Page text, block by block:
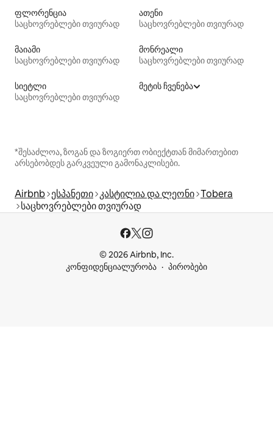
ფლორენცია
საცხოვრებლები თვიურად
ათენი
საცხოვრებლები თვიურად
მაიამი
საცხოვრებლები თვიურად
მონრეალი
საცხოვრებლები თვიურად
სიეტლი
საცხოვრებლები თვიურად
მეტის ჩვენება
*შესაძლოა, ზოგან და ზოგიერთ ობიექტთან მიმართებით
არსებობდეს გარკვეული გამონაკლისები.
Airbnb ესპანეთი კასტილია და ლეონი Tobera
საცხოვრებლები თვიურად
© 2026 Airbnb, Inc.
კონფიდენციალურობა
პირობები